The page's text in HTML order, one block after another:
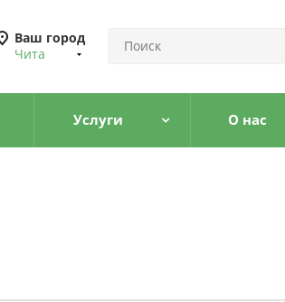
Ваш город
Чита
Услуги О нас